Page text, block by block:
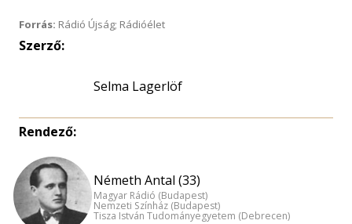
Forrás: Rádió Újság; Rádióélet
Szerző:
Selma Lagerlöf
Rendező:
Németh Antal (33)
Magyar Rádió (Budapest)
Nemzeti Színház (Budapest)
Tisza István Tudományegyetem (Debrecen)